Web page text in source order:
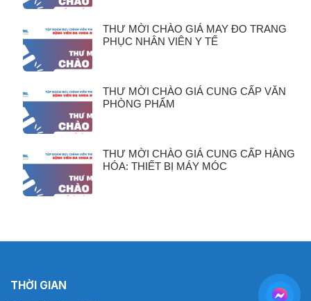
THƯ MỜI CHÀO GIÁ MAY ĐO TRANG
PHỤC NHÂN VIÊN Y TẾ
THƯ MỜI CHÀO GIÁ CUNG CẤP VĂN
PHÒNG PHẨM
THƯ MỜI CHÀO GIÁ CUNG CẤP HÀNG
HÓA: THIẾT BỊ MÁY MÓC
THỜI GIAN